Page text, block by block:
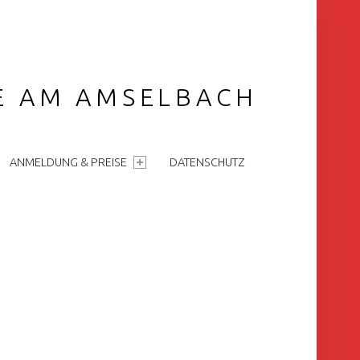
AM AMSELBACH
ANMELDUNG & PREISE DATENSCHUTZ